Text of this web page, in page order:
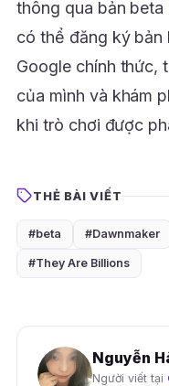
thông qua bản
có thể đăng ký bản
Google chính thức,
của mình và khám
khi trò chơi được
THẺ BÀI VIẾT
#beta #Dawnmaker
#They Are Billions
Nguyễn
Người viết tại